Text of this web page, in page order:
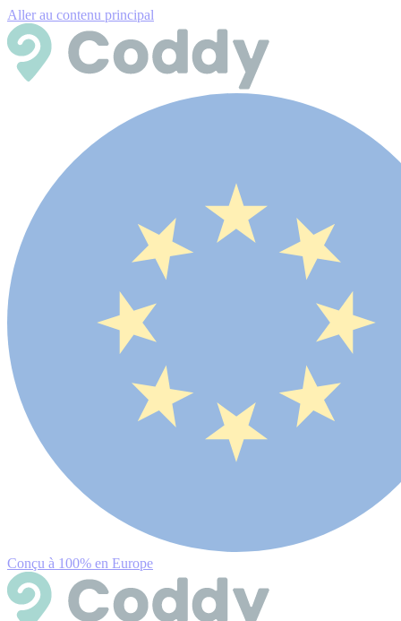
Aller au contenu principal
Conçu à 100% en Europe